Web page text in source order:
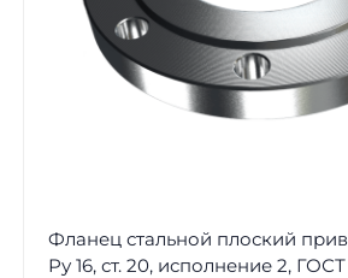
Фланец стальной плоский
Ру 16, ст. 20, исполнение 2,